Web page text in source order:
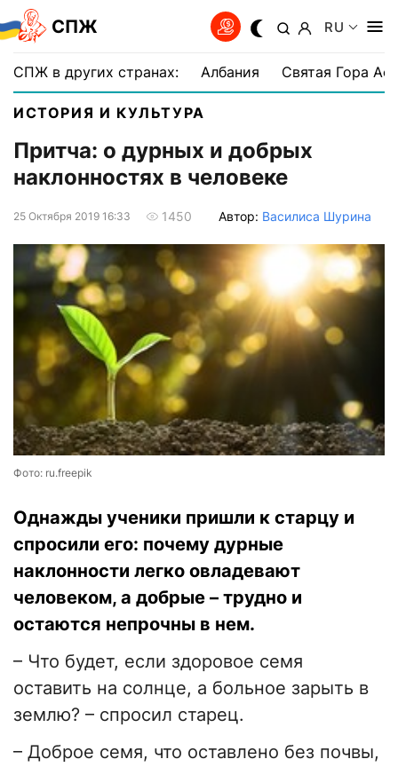
СПЖ RU
СПЖ в других странах: Албания Святая Гора
ИСТОРИЯ И КУЛЬТУРА
Притча: о дурных и добрых
наклонностях в человеке
25 Октября 2019 16:33 1450 Автор: Василиса Шурина
Фото: ru.freepik
Однажды ученики пришли к старцу и
спросили его: почему дурные
наклонности легко овладевают
человеком, а добрые – трудно и
остаются непрочны в нем.
– Что будет, если здоровое семя
оставить на солнце, а больное зарыть в
землю? – спросил старец.
– Доброе семя, что оставлено без почвы,